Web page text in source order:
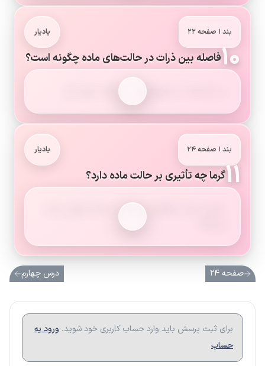
بند ۱ صفحه ۲۲ یادیار
۱۰فاصله بین ذرات در حالت‌های ماده چگونه است؟
در گاز زیاد، در مایع کمتر، در جامد خیلی کم.
بند ۱ صفحه ۲۴ یادیار
۱۱گرما چه تأثیری بر حالت ماده دارد؟
جنبش ذرات را افزایش می‌دهد و باعث تغییر حالت
صفحه ۲۴ درس چهارم
برای ثبت پرسش باید وارد حساب کاربری خود شوید. ورود به
حساب